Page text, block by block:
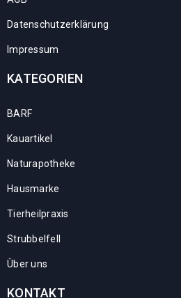
Datenschutzerklärung
Impressum
KATEGORIEN
BARF
Kauartikel
Naturapotheke
Hausmarke
Tierheilpraxis
Strubbelfell
Über uns
KONTAKT